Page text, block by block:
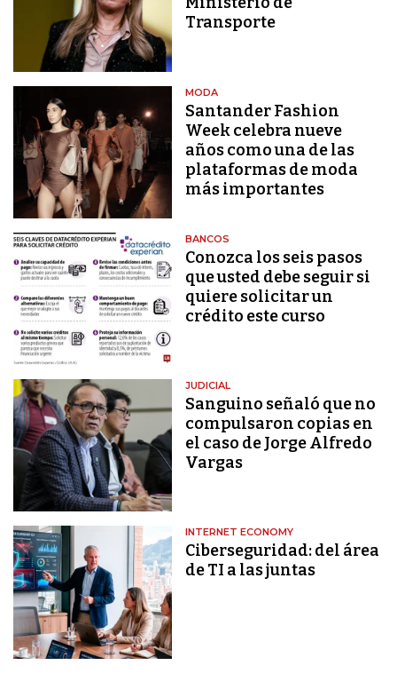
Transporte
MODA
Santander Fashion
Week celebra nueve
años como una de las
plataformas de moda
más importantes
BANCOS
Conozca los seis pasos
que usted debe seguir si
quiere solicitar un
crédito este curso
JUDICIAL
Sanguino señaló que no
compulsaron copias en
el caso de Jorge Alfredo
Vargas
INTERNET ECONOMY
Ciberseguridad: del área
de TI a las juntas